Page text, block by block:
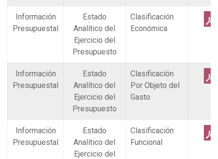
Información
Presupuestal
Estado
Analítico del
Ejercicio del
Presupuesto
Clasificación
Económica
Información
Presupuestal
Estado
Analítico del
Ejercicio del
Presupuesto
Clasificación
Por Objeto del
Gasto
Información
Presupuestal
Estado
Analítico del
Ejercicio del
Clasificación
Funcional